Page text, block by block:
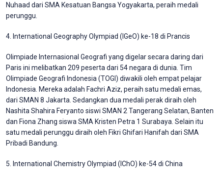
Nuhaad dari SMA Kesatuan Bangsa Yogyakarta, peraih medali
perunggu.
4. International Geography Olympiad (IGeO) ke-18 di Prancis
Olimpiade Internasional Geografi yang digelar secara daring dari
Paris ini melibatkan 209 peserta dari 54 negara di dunia. Tim
Olimpiade Geografi Indonesia (TOGI) diwakili oleh empat pelajar
Indonesia. Mereka adalah Fachri Aziz, peraih satu medali emas,
dari SMAN 8 Jakarta. Sedangkan dua medali perak diraih oleh
Nashita Shahira Feryanto siswi SMAN 2 Tangerang Selatan, Banten
dan Fiona Zhang siswa SMA Kristen Petra 1 Surabaya. Selain itu
satu medali perunggu diraih oleh Fikri Ghifari Hanifah dari SMA
Pribadi Bandung.
5. International Chemistry Olympiad (IChO) ke-54 di China